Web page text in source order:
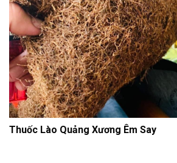
Thuốc Lào Quảng Xương Êm Say